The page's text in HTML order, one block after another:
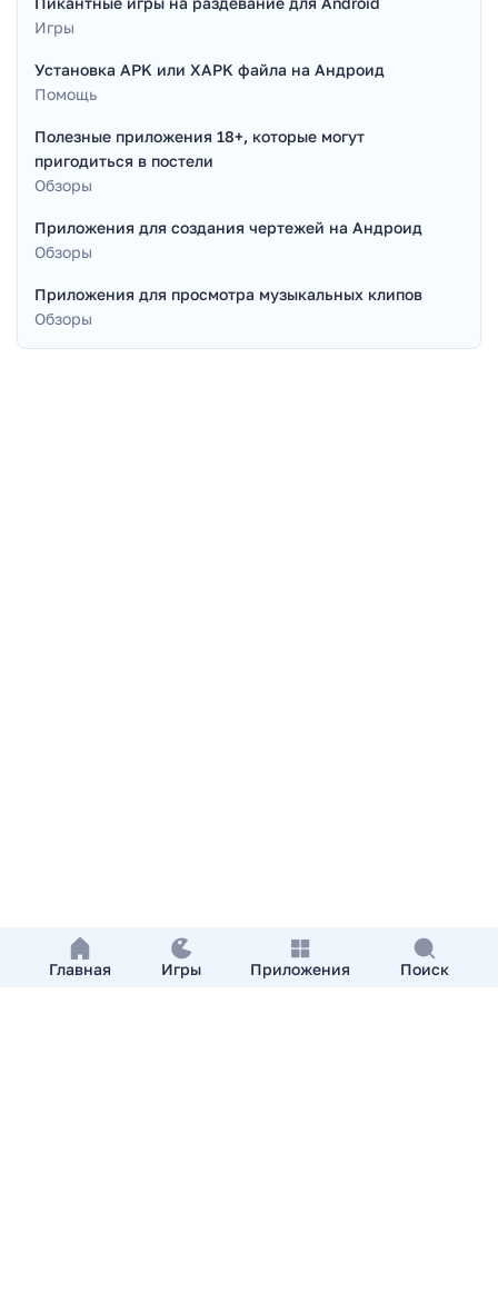
Главная Игры Приложения Поиск
Игры
Установка APK или XAPK файла на Андроид
Помощь
Полезные приложения 18+, которые могут
пригодиться в постели
Обзоры
Приложения для создания чертежей на Андроид
Обзоры
Приложения для просмотра музыкальных клипов
Обзоры